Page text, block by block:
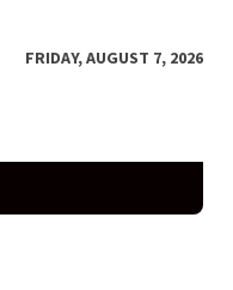
FRIDAY, AUGUST 7, 2026